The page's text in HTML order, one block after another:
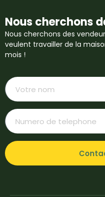
Nous cherchons
Nous cherchons des
veulent travailler de la
mois !